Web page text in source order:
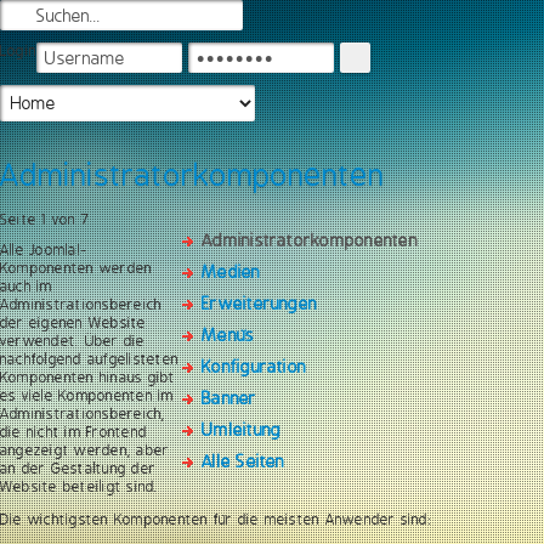
Login
Administratorkomponenten
Administratorkomponenten
Medien
Erweiterungen
Menüs
Konfiguration
Banner
Umleitung
Alle Seiten
Seite 1 von 7
Alle Joomla!-
Komponenten werden
auch im
Administrationsbereich
der eigenen Website
verwendet. Über die
nachfolgend aufgelisteten
Komponenten hinaus gibt
es viele Komponenten im
Administrationsbereich,
die nicht im Frontend
angezeigt werden, aber
an der Gestaltung der
Website beteiligt sind.
Die wichtigsten Komponenten für die meisten Anwender sind: